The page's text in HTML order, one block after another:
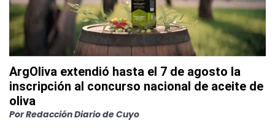
ArgOliva extendió hasta el 7 de agosto la
inscripción al concurso nacional de aceite de
oliva
PorRedacción Diario de Cuyo